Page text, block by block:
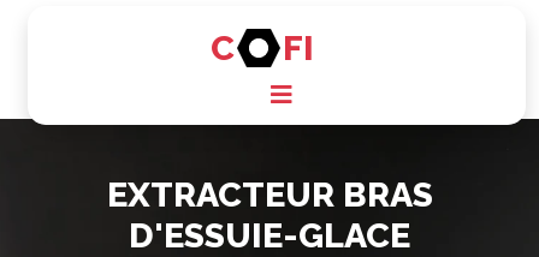
C FI
EXTRACTEUR BRAS
D'ESSUIE-GLACE